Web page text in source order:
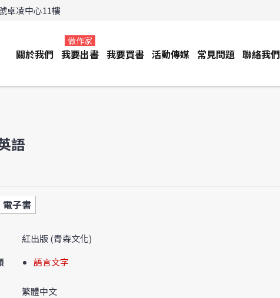
卓凌中心11樓
關於我們 我要出書
做作家
我要買書 活動傳媒 常見問題 聯絡我們
語
電子書
紅出版 (青森文化)
語言文字
繁體中文